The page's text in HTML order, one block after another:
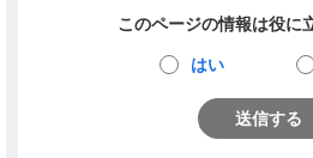
このページの情報は役に
はい
送信する